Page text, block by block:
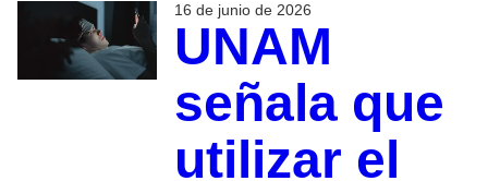
16 de junio de 2026
UNAM
señala que
utilizar el